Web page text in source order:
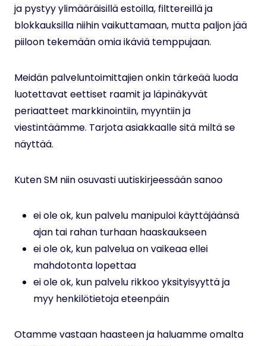
ja pystyy ylimääräisillä estoilla, filttereillä ja
blokkauksilla niihin vaikuttamaan, mutta paljon jää
piiloon tekemään omia ikäviä temppujaan.
Meidän palveluntoimittajien onkin tärkeää luoda
luotettavat eettiset raamit ja läpinäkyvät
periaatteet markkinointiin, myyntiin ja
viestintäämme. Tarjota asiakkaalle sitä miltä se
näyttää.
Kuten SM niin osuvasti uutiskirjeessään sanoo
ei ole ok, kun palvelu manipuloi käyttäjäänsä
ajan tai rahan turhaan haaskaukseen
ei ole ok, kun palvelua on vaikeaa ellei
mahdotonta lopettaa
ei ole ok, kun palvelu rikkoo yksityisyyttä ja
myy henkilötietoja eteenpäin
Otamme vastaan haasteen ja haluamme omalta